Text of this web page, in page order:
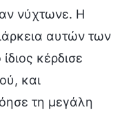
νύχτωνε. Η
αυτών των
κέρδισε
και
τη μεγάλη